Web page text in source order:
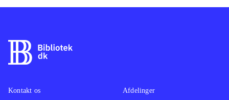
Kontakt os
Afdelinger